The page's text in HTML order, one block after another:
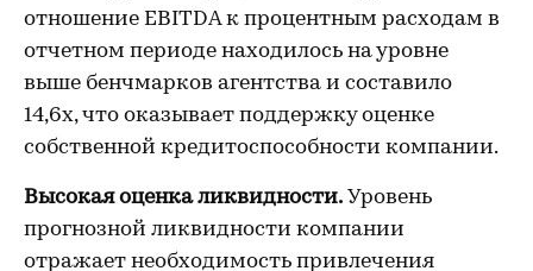
отношение EBITDA к процентным расходам в
отчетном периоде находилось на уровне
выше бенчмарков агентства и составило
14,6х, что оказывает поддержку оценке
собственной кредитоспособности компании.
Высокая оценка ликвидности. Уровень
прогнозной ликвидности компании
отражает необходимость привлечения